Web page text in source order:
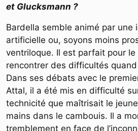
et Glucksmann ?
Bardella semble animé par une
artificielle ou, soyons moins
ventriloque. Il est parfait pour
rencontrer des difficultés
Dans ses débats avec le
Attal, il a été mis en difficulté
technicité que maîtrisait le
mains dans le cambouis. Il a
tremblement en face de